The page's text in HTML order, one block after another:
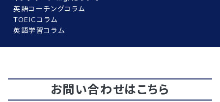
英語コーチングコラム
TOEICコラム
英語学習コラム
お問い合わせはこちら